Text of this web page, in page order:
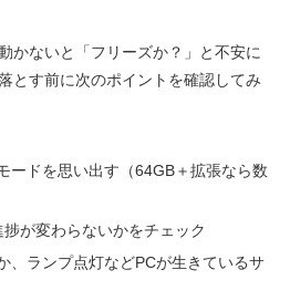
かないと「フリーズか？」と不安に
とす前に次のポイントを確認してみ
ードを思い出す（64GB＋拡張なら数
が変わらないかをチェック
、ランプ点灯などPCが生きているサ